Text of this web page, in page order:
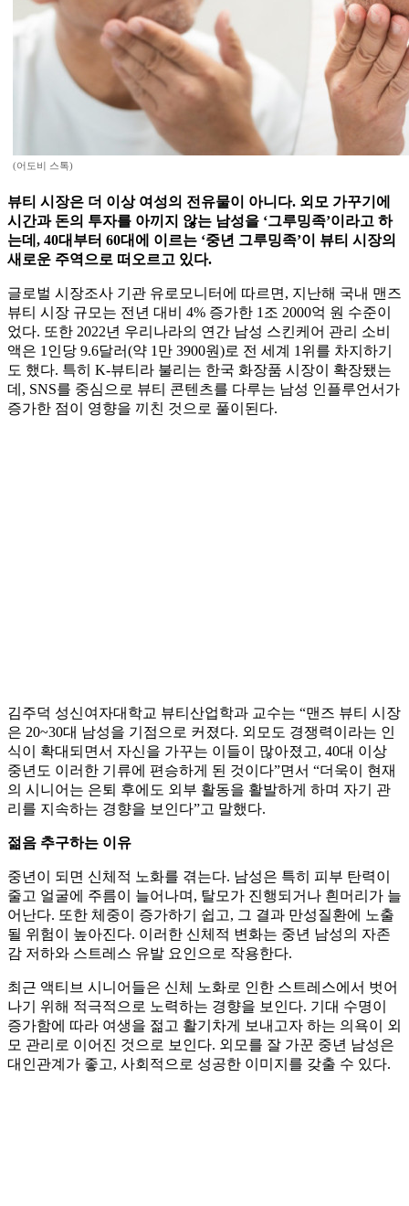
(어도비 스톡)
뷰티 시장은 더 이상 여성의 전유물이 아니다. 외모 가꾸기에
시간과 돈의 투자를 아끼지 않는 남성을 ‘그루밍족’이라고 하
는데, 40대부터 60대에 이르는 ‘중년 그루밍족’이 뷰티 시장의
새로운 주역으로 떠오르고 있다.
글로벌 시장조사 기관 유로모니터에 따르면, 지난해 국내 맨즈
뷰티 시장 규모는 전년 대비 4% 증가한 1조 2000억 원 수준이
었다. 또한 2022년 우리나라의 연간 남성 스킨케어 관리 소비
액은 1인당 9.6달러(약 1만 3900원)로 전 세계 1위를 차지하기
도 했다. 특히 K-뷰티라 불리는 한국 화장품 시장이 확장됐는
데, SNS를 중심으로 뷰티 콘텐츠를 다루는 남성 인플루언서가
증가한 점이 영향을 끼친 것으로 풀이된다.
김주덕 성신여자대학교 뷰티산업학과 교수는 “맨즈 뷰티 시장
은 20~30대 남성을 기점으로 커졌다. 외모도 경쟁력이라는 인
식이 확대되면서 자신을 가꾸는 이들이 많아졌고, 40대 이상
중년도 이러한 기류에 편승하게 된 것이다”면서 “더욱이 현재
의 시니어는 은퇴 후에도 외부 활동을 활발하게 하며 자기 관
리를 지속하는 경향을 보인다”고 말했다.
젊음 추구하는 이유
중년이 되면 신체적 노화를 겪는다. 남성은 특히 피부 탄력이
줄고 얼굴에 주름이 늘어나며, 탈모가 진행되거나 흰머리가 늘
어난다. 또한 체중이 증가하기 쉽고, 그 결과 만성질환에 노출
될 위험이 높아진다. 이러한 신체적 변화는 중년 남성의 자존
감 저하와 스트레스 유발 요인으로 작용한다.
최근 액티브 시니어들은 신체 노화로 인한 스트레스에서 벗어
나기 위해 적극적으로 노력하는 경향을 보인다. 기대 수명이
증가함에 따라 여생을 젊고 활기차게 보내고자 하는 의욕이 외
모 관리로 이어진 것으로 보인다. 외모를 잘 가꾼 중년 남성은
대인관계가 좋고, 사회적으로 성공한 이미지를 갖출 수 있다.